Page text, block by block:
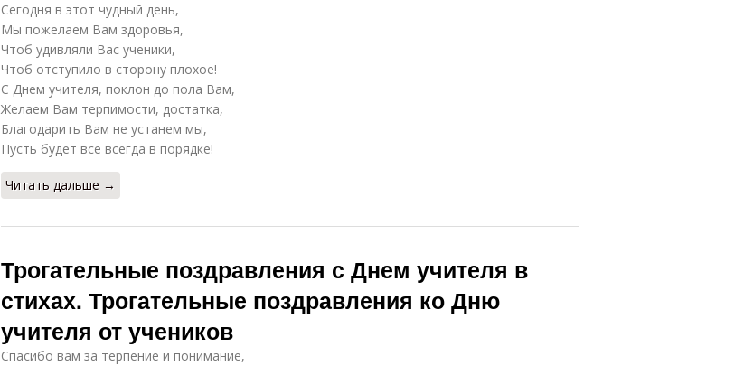
Сегодня в этот чудный день,
Мы пожелаем Вам здоровья,
Чтоб удивляли Вас ученики,
Чтоб отступило в сторону плохое!
С Днем учителя, поклон до пола Вам,
Желаем Вам терпимости, достатка,
Благодарить Вам не устанем мы,
Пусть будет все всегда в порядке!
Читать дальше →
Трогательные поздравления с Днем учителя в
стихах. Трогательные поздравления ко Дню
учителя от учеников
Спасибо вам за терпение и понимание,